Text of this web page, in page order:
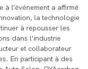
à l'événement a affirmé
la technologie
à repousser les
dans l’industrie
et collaborateur
En participant à des